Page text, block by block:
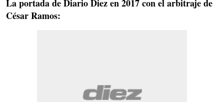
La portada de Diario Diez en 2017 con el arbitraje de
César Ramos: